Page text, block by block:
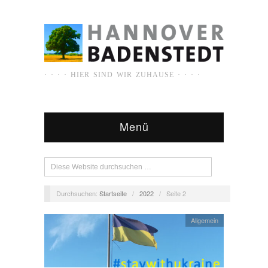
· · · · HIER SIND WIR ZUHAUSE · · · ·
Menü
Durchsuchen: Startseite / 2022 / Seite 2
Allgemein